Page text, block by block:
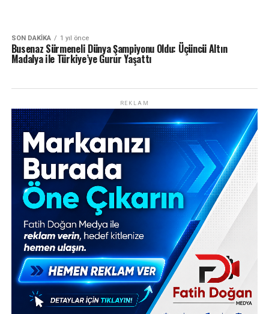
SON DAKIKA 1 yıl önce
Busenaz Sürmeneli Dünya Şampiyonu Oldu: Üçüncü Altın
Madalya ile Türkiye’ye Gurur Yaşattı
REKLAM